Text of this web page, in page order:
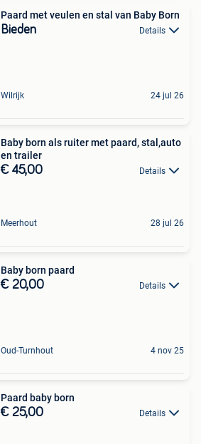
Paard met veulen en stal van Baby Born
Bieden Details
Wilrijk 24 jul 26
Baby born als ruiter met paard, stal,auto
en trailer
€ 45,00 Details
Meerhout 28 jul 26
Baby born paard
€ 20,00 Details
Oud-Turnhout 4 nov 25
Paard baby born
€ 25,00 Details